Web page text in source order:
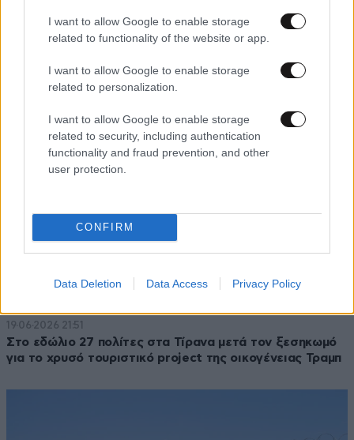
I want to allow Google to enable storage
related to functionality of the website or app.
I want to allow Google to enable storage
related to personalization.
I want to allow Google to enable storage
related to security, including authentication
functionality and fraud prevention, and other
user protection.
CONFIRM
Data Deletion Data Access Privacy Policy
«Πόλεμος» αστυνομίας – διαδηλωτών στην Αλβανία:
Μάνικες νερού και δακρυγόνα έξω από το κοινοβούλιο
κατά όσων διαμαρτύρονται για την επένδυση Κούσνερ
19·06·2026 21:51
Στο εδώλιο 27 πολίτες στα Τίρανα μετά τον ξεσηκωμό
για το χρυσό τουριστικό project της οικογένειας Τραμπ